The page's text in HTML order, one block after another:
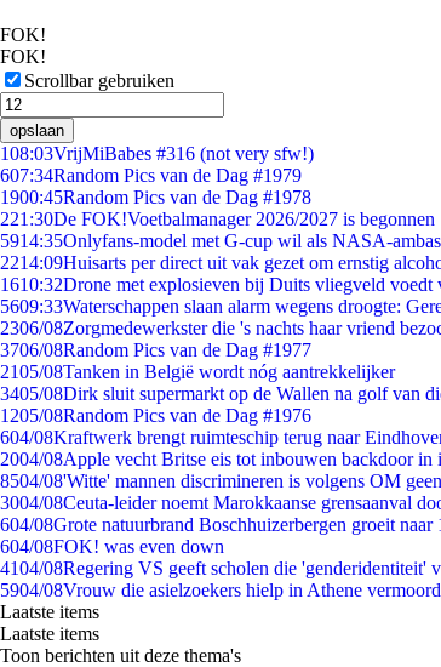
FOK!
FOK!
Scrollbar gebruiken
opslaan
108:03VrijMiBabes #316 (not very sfw!)
607:34Random Pics van de Dag #1979
1900:45Random Pics van de Dag #1978
221:30De FOK!Voetbalmanager 2026/2027 is begonnen
5914:35Onlyfans-model met G-cup wil als NASA-
2214:09Huisarts per direct uit vak gezet om ernstig
1610:32Drone met explosieven bij Duits vliegveld voedt
5609:33Waterschappen slaan alarm wegens droogte:
2306/08Zorgmedewerkster die 's nachts haar vriend
3706/08Random Pics van de Dag #1977
2105/08Tanken in België wordt nóg aantrekkelijker
3405/08Dirk sluit supermarkt op de Wallen na golf van
1205/08Random Pics van de Dag #1976
604/08Kraftwerk brengt ruimteschip terug naar
2004/08Apple vecht Britse eis tot inbouwen backdoor in
8504/08'Witte' mannen discrimineren is volgens OM
3004/08Ceuta-leider noemt Marokkaanse grensaanval
604/08Grote natuurbrand Boschhuizerbergen groeit naar
604/08FOK! was even down
4104/08Regering VS geeft scholen die 'genderidentiteit'
5904/08Vrouw die asielzoekers hielp in Athene
Laatste items
Laatste items
Toon berichten uit deze thema's